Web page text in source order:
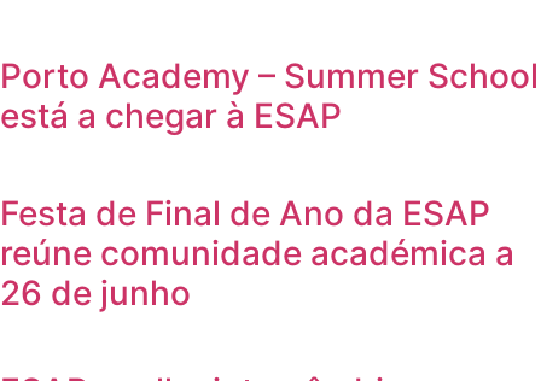
Porto Academy – Summer School
está a chegar à ESAP
Festa de Final de Ano da ESAP
reúne comunidade académica a
26 de junho